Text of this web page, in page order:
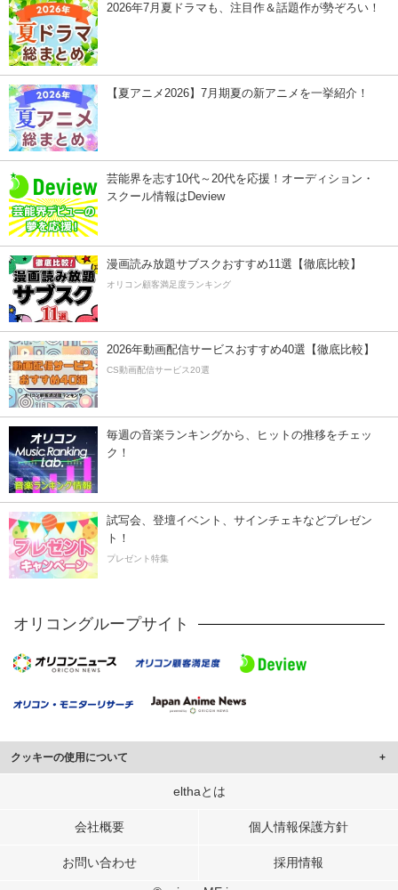
2026年7月夏ドラマも、注目作＆話題作が勢ぞろい！
【夏アニメ2026】7月期夏の新アニメを一挙紹介！
芸能界を志す10代～20代を応援！オーディション・
スクール情報はDeview
漫画読み放題サブスクおすすめ11選【徹底比較】
オリコン顧客満足度ランキング
2026年動画配信サービスおすすめ40選【徹底比較】
CS動画配信サービス20選
毎週の音楽ランキングから、ヒットの推移をチェッ
ク！
試写会、登壇イベント、サインチェキなどプレゼン
ト！
プレゼント特集
オリコングループサイト
クッキーの使用について
このサイトでは Cookie を使用して、ユーザーに合わせたコンテンツや広告の
行っています。
メディアや広告配信、データ解析の各パートナーに提供しています。
elthaとは
会社概要 個人情報保護方針
お問い合わせ 採用情報